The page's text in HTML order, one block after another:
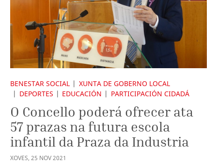
BENESTAR SOCIAL
XUNTA DE GOBERNO LOCAL
DEPORTES
EDUCACIÓN PARTICIPACIÓN CIDADÁ
O Concello poderá ofrecer ata
57 prazas na futura escola
infantil da Praza da Industria
XOVES, 25 NOV2021